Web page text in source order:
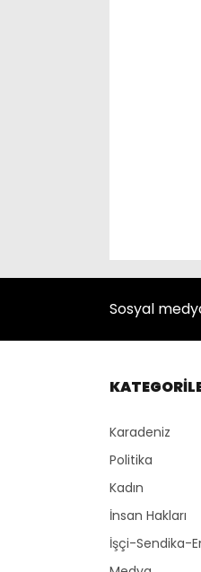
Sosyal
Karadeniz
Politika
Kadın
İnsan Hakları
İşçi-Sendika-